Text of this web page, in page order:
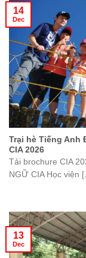
Trại hè Tiếng
CIA 2026
Tải brochure CIA
NGỮ CIA Học viện
14
Dec
13
Dec